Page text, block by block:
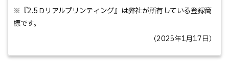
※『2.5Ｄリアルプリンティング』は弊社が所有している登録商
標です。
（2025年1月17日）